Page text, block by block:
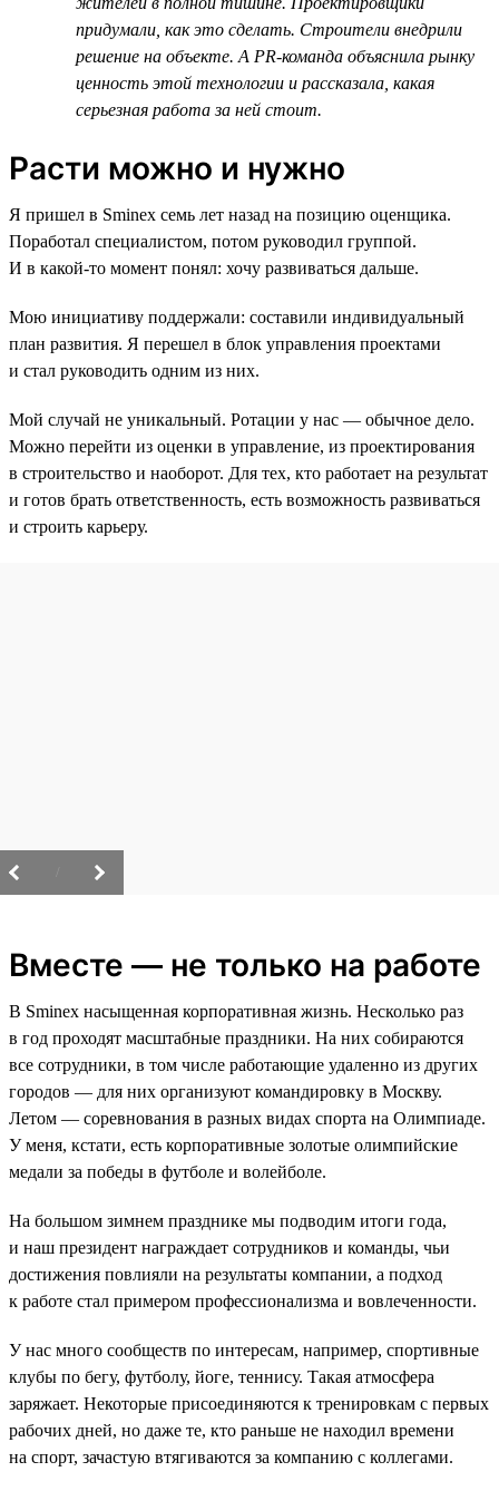
придумали, как это сделать. Строители внедрили
решение на объекте. А PR-команда объяснила рынку
ценность этой технологии и рассказала, какая
серьезная работа за ней стоит.
Расти можно и нужно
Я пришел в Sminex семь лет назад на позицию оценщика.
Поработал специалистом, потом руководил группой.
И в какой-то момент понял: хочу развиваться дальше.
Мою инициативу поддержали: составили индивидуальный
план развития. Я перешел в блок управления проектами
и стал руководить одним из них.
Мой случай не уникальный. Ротации у нас — обычное дело.
Можно перейти из оценки в управление, из проектирования
в строительство и наоборот. Для тех, кто работает на результат
и готов брать ответственность, есть возможность развиваться
и строить карьеру.
Вместе — не только на работе
В Sminex насыщенная корпоративная жизнь. Несколько раз
в год проходят масштабные праздники. На них собираются
все сотрудники, в том числе работающие удаленно из других
городов — для них организуют командировку в Москву.
Летом — соревнования в разных видах спорта на Олимпиаде.
У меня, кстати, есть корпоративные золотые олимпийские
медали за победы в футболе и волейболе.
На большом зимнем празднике мы подводим итоги года,
и наш президент награждает сотрудников и команды, чьи
достижения повлияли на результаты компании, а подход
к работе стал примером профессионализма и вовлеченности.
У нас много сообществ по интересам, например, спортивные
клубы по бегу, футболу, йоге, теннису. Такая атмосфера
заряжает. Некоторые присоединяются к тренировкам с первых
рабочих дней, но даже те, кто раньше не находил времени
на спорт, зачастую втягиваются за компанию с коллегами.